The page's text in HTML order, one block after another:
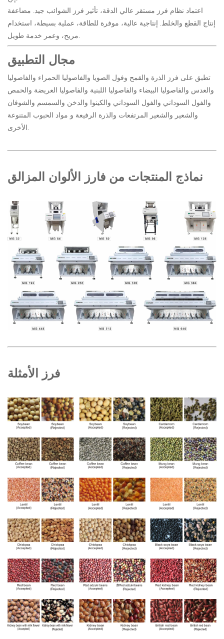
اعتماد نظام فرز مستقر عالي الدقة، تأثير فرز الشوائب جيد. مضاعفة
إنتاج القطع والخلط. إنتاجية عالية، موفرة للطاقة، عملية بسيطة، استخدام
مريح، وعمر خدمة طويل.
مجال التطبيق
تطبق على فرز الذرة والقمح وفول الصويا والفاصوليا الحمراء والفاصوليا
والعدس والفاصوليا البيضاء والفاصوليا اللبنية والفاصوليا العريضة والحمص
والفول السوداني والفول السوداني والكينوا والدخن والسمسم والشوفان
والشعير والشعير المرتفعات والذرة الرفيعة و مواد الحبوب المتنوعة
الأخرى.
نماذج المنتجات من فارز الألوان المزالق
فرز الأمثلة